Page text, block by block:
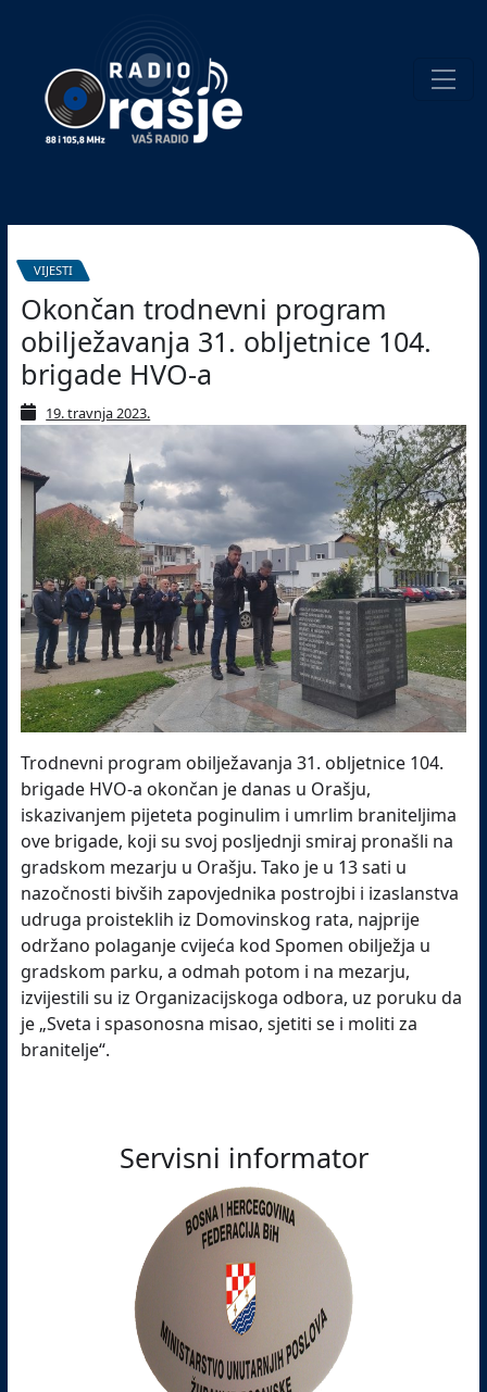
website!
VIJESTI
Okončan trodnevni program
obilježavanja 31. obljetnice 104.
brigade HVO-a
19. travnja 2023.
Trodnevni program obilježavanja 31. obljetnice 104.
brigade HVO-a okončan je danas u Orašju,
iskazivanjem pijeteta poginulim i umrlim braniteljima
ove brigade, koji su svoj posljednji smiraj pronašli na
gradskom mezarju u Orašju. Tako je u 13 sati u
nazočnosti bivših zapovjednika postrojbi i izaslanstva
udruga proisteklih iz Domovinskog rata, najprije
održano polaganje cvijeća kod Spomen obilježja u
gradskom parku, a odmah potom i na mezarju,
izvijestili su iz Organizacijskoga odbora, uz poruku da
je „Sveta i spasonosna misao, sjetiti se i moliti za
branitelje“.
Servisni informator